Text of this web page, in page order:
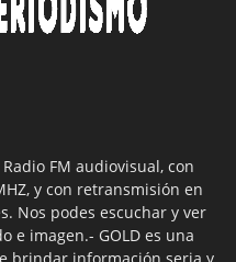
Radio FM audiovisual, con
y con retransmisión en
Nos podes escuchar y ver
e imagen.- GOLD es una